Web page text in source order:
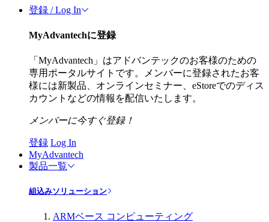
登録 / Log In
MyAdvantechに登録
「MyAdvantech」はアドバンテックのお客様のための
専用ポータルサイトです。メンバーに登録されたお客
様には新製品、オンラインセミナー、eStoreでのディス
カウントなどの情報を配信いたします。
メンバーに今すぐ登録！
登録 Log In
MyAdvantech
製品一覧
組込みソリューション
ARMベース コンピューティング